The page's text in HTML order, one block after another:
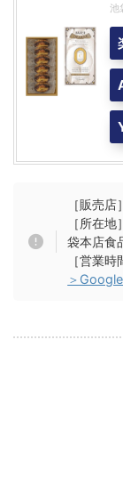
池
［販売
［所在
袋本店食
［営業
＞